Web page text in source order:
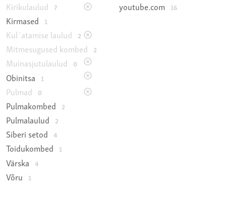
Kirikulaulud 7
Kirmased 1
Kul´atamise laulud 2
Mitmesugused kombed 2
Muinasjutulaulud 0
Obinitsa 1
Pulmad 0
Pulmakombed 2
Pulmalaulud 2
Siberi setod 4
Toidukombed 1
Värska 4
Võru 1
youtube.com 16